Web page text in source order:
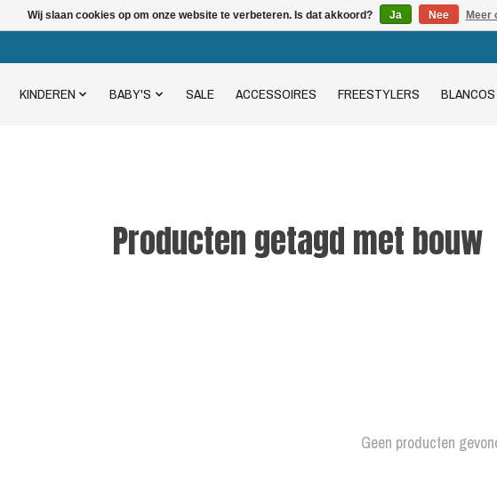
KINDEREN BABY'S SALE ACCESSOIRES FREESTYLERS BLANCOS
Producten getagd met bouw
Geen producten
Wij slaan cookies op om onze website te verbeteren. Is dat akkoord? Ja Nee Meer